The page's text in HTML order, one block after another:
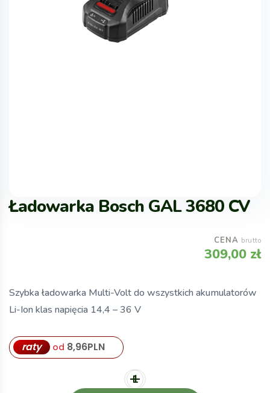
Ładowarka Bosch GAL 3680 CV
CENA brutto
309,00 zł
Szybka ładowarka Multi-Volt do wszystkich akumulatorów
Li-Ion klas napięcia 14,4 – 36 V
raty od 8,96PLN